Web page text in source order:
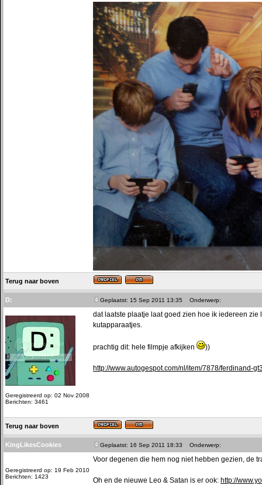
Terug naar boven
D: Geplaatst: 15 Sep 2011 13:35 Onderwerp:
Geregistreerd op: 02 Nov 2008
Berichten: 3461
dat laatste plaatje laat goed zien hoe ik iedereen
kutapparaatjes.
prachtig dit: hele filmpje afkijken ))
http://www.autogespot.com/nl/item/7878/ferdinand-
Terug naar boven
KingLikesCookies Geplaatst: 16 Sep 2011 18:33 Onderwerp:
Geregistreerd op: 19 Feb 2010
Berichten: 1423
Voor degenen die hem nog niet hebben gezien, de
Oh en de nieuwe Leo & Satan is er ook: http://